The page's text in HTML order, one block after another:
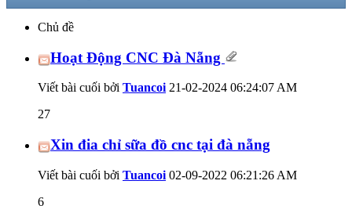
Chủ đề
Hoạt Động CNC Đà Nẵng
Viết bài cuối bởi Tuancoi 21-02-2024 06:24:07 AM
27
Xin đia chỉ sữa đồ cnc tại đà nẵng
Viết bài cuối bởi Tuancoi 02-09-2022 06:21:26 AM
6